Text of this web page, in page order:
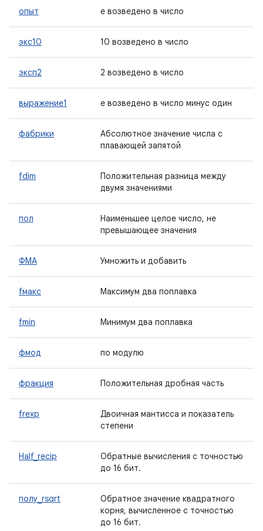
опыт e возведено в число
экс10 10 возведено в число
эксп2 2 возведено в число
выражение1 e возведено в число минус один
фабрики
Абсолютное значение числа с
плавающей запятой
fdim
Положительная разница между
двумя значениями
пол
Наименьшее целое число, не
превышающее значения
ФМА Умножить и добавить
fмакс Максимум два поплавка
fmin Минимум два поплавка
фмод по модулю
фракция Положительная дробная часть
frexp
Двоичная мантисса и показатель
степени
Half_recip
Обратные вычисления с точностью
до 16 бит.
полу_rsqrt
Обратное значение квадратного
корня, вычисленное с точностью
до 16 бит.